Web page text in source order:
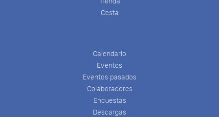
Cesta
Calendario
Eventos
Eventos pasados
Colaboradores
Encuestas
Descargas